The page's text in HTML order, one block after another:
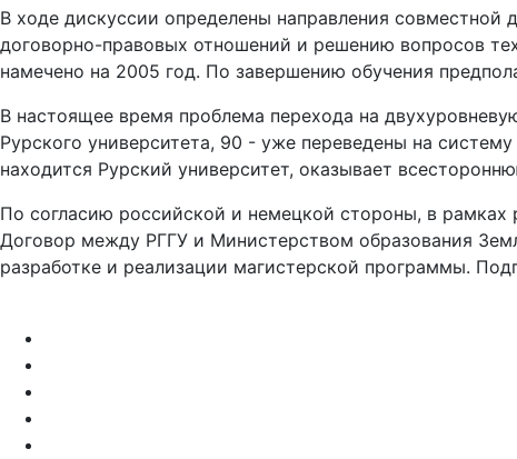
В ходе дискуссии определены направления
договорно-правовых отношений и решению вопросов
намечено на 2005 год. По завершению обучения
В настоящее время проблема перехода на
Рурского университета, 90 - уже переведены на
находится Рурский университет, оказывает
По согласию российской и немецкой стороны, в
Договор между РГГУ и Министерством образования
разработке и реализации магистерской программы.